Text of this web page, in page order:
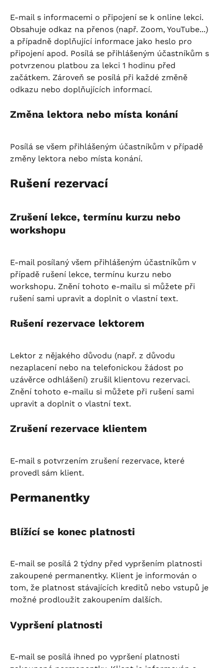
E-mail s informacemi o připojení se k online lekci.
Obsahuje odkaz na přenos (např. Zoom, YouTube...)
a případně doplňující informace jako heslo pro
připojení apod. Posílá se přihlášeným účastníkům s
potvrzenou platbou za lekci 1 hodinu před
začátkem. Zároveň se posílá při každé změně
odkazu nebo doplňujících informací.
Změna lektora nebo místa konání
Posílá se všem přihlášeným účastníkům v případě
změny lektora nebo místa konání.
Rušení rezervací
Zrušení lekce, termínu kurzu nebo
workshopu
E-mail posílaný všem přihlášeným účastníkům v
případě rušení lekce, termínu kurzu nebo
workshopu. Znění tohoto e-mailu si můžete při
rušení sami upravit a doplnit o vlastní text.
Rušení rezervace lektorem
Lektor z nějakého důvodu (např. z důvodu
nezaplacení nebo na telefonickou žádost po
uzávěrce odhlášení) zrušil klientovu rezervaci.
Znění tohoto e-mailu si můžete při rušení sami
upravit a doplnit o vlastní text.
Zrušení rezervace klientem
E-mail s potvrzením zrušení rezervace, které
provedl sám klient.
Permanentky
Blížící se konec platnosti
E-mail se posílá 2 týdny před vypršením platnosti
zakoupené permanentky. Klient je informován o
tom, že platnost stávajících kreditů nebo vstupů je
možné prodloužit zakoupením dalších.
Vypršení platnosti
E-mail se posílá ihned po vypršení platnosti